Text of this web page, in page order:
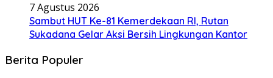
7 Agustus 2026
Sambut HUT Ke-81 Kemerdekaan RI, Rutan
Sukadana Gelar Aksi Bersih Lingkungan Kantor
Berita Populer